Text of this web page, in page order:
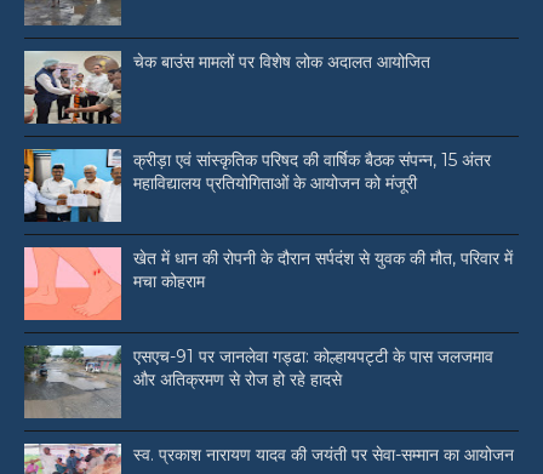
चेक बाउंस मामलों पर विशेष लोक अदालत आयोजित
क्रीड़ा एवं सांस्कृतिक परिषद की वार्षिक बैठक संपन्न, 15 अंतर
महाविद्यालय प्रतियोगिताओं के आयोजन को मंजूरी
खेत में धान की रोपनी के दौरान सर्पदंश से युवक की मौत, परिवार में
मचा कोहराम
एसएच-91 पर जानलेवा गड्ढा: कोल्हायपट्टी के पास जलजमाव
और अतिक्रमण से रोज हो रहे हादसे
स्व. प्रकाश नारायण यादव की जयंती पर सेवा-सम्मान का आयोजन